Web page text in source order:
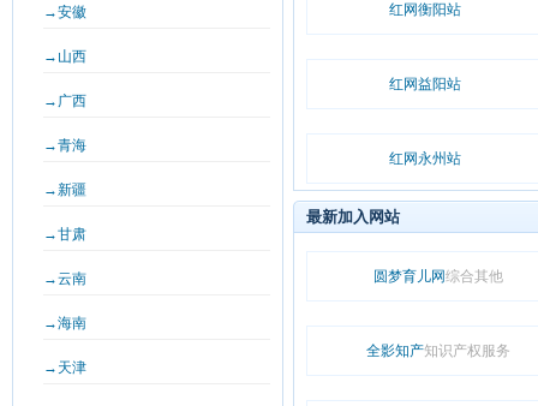
红网衡阳站
红网益阳站
红网永州站
最新加入网站
圆梦育儿网综合其他
全影知产知识产权服务
→安徽
→山西
→广西
→青海
→新疆
→甘肃
→云南
→海南
→天津